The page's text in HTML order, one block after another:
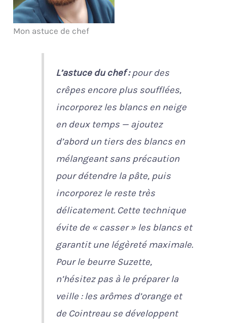
Mon astuce de chef
L’astuce du chef :pour des
crêpes encore plus soufflées,
incorporez les blancs en neige
en deux temps — ajoutez
d’abord un tiers des blancs en
mélangeant sans précaution
pour détendre la pâte, puis
incorporez le reste très
délicatement. Cette technique
évite de « casser » les blancs et
garantit une légèreté maximale.
Pour le beurre Suzette,
n’hésitez pas à le préparer la
veille : les arômes d’orange et
de Cointreau se développent